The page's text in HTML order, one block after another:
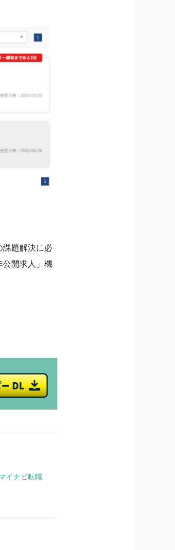
課題解決に必
公開求人」機
イナビ転職